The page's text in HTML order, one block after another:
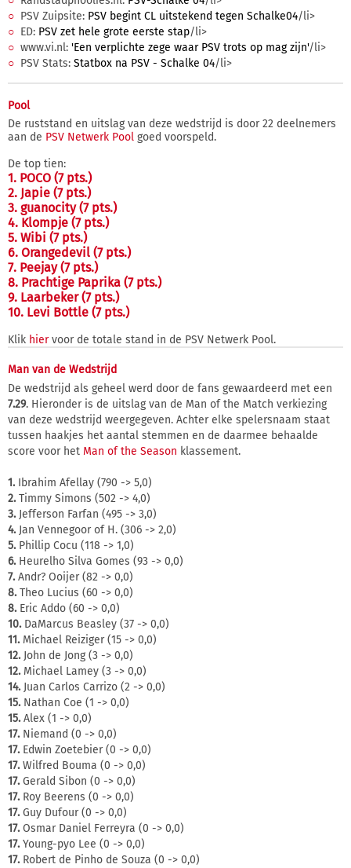
PSV Zuipsite: PSV begint CL uitstekend tegen Schalke04/li>
ED: PSV zet hele grote eerste stap/li>
www.vi.nl: 'Een verplichte zege waar PSV trots op mag zijn'/li>
PSV Stats: Statbox na PSV - Schalke 04/li>
Pool
De ruststand en uitslag van deze wedstrijd is door 22 deelnemers
aan de PSV Netwerk Pool goed voorspeld.
De top tien:
1. POCO (7 pts.)
2. Japie (7 pts.)
3. guanocity (7 pts.)
4. Klompje (7 pts.)
5. Wibi (7 pts.)
6. Orangedevil (7 pts.)
7. Peejay (7 pts.)
8. Prachtige Paprika (7 pts.)
9. Laarbeker (7 pts.)
10. Levi Bottle (7 pts.)
Klik hiervoor de totale stand in de PSV Netwerk Pool.
Man van de Wedstrijd
De wedstrijd als geheel werd door de fans gewaardeerd met een
7.29. Hieronder is de uitslag van de Man of the Match verkiezing
van deze wedstrijd weergegeven. Achter elke spelersnaam staat
tussen haakjes het aantal stemmen en de daarmee behaalde
score voor het Man of the Season klassement.
1.Ibrahim Afellay (790 -> 5,0)
2.Timmy Simons (502 -> 4,0)
3.Jefferson Farfan (495 -> 3,0)
4.Jan Vennegoor of H. (306 -> 2,0)
5.Phillip Cocu (118 -> 1,0)
6.Heurelho Silva Gomes (93 -> 0,0)
7.Andr? Ooijer (82 -> 0,0)
8.Theo Lucius (60 -> 0,0)
8.Eric Addo (60 -> 0,0)
10.DaMarcus Beasley (37 -> 0,0)
11.Michael Reiziger (15 -> 0,0)
12.John de Jong (3 -> 0,0)
12.Michael Lamey (3 -> 0,0)
14.Juan Carlos Carrizo (2 -> 0,0)
15.Nathan Coe (1 -> 0,0)
15.Alex (1 -> 0,0)
17.Niemand (0 -> 0,0)
17.Edwin Zoetebier (0 -> 0,0)
17.Wilfred Bouma (0 -> 0,0)
17.Gerald Sibon (0 -> 0,0)
17.Roy Beerens (0 -> 0,0)
17.Guy Dufour (0 -> 0,0)
17.Osmar Daniel Ferreyra (0 -> 0,0)
17.Young-pyo Lee (0 -> 0,0)
17.Robert de Pinho de Souza (0 -> 0,0)